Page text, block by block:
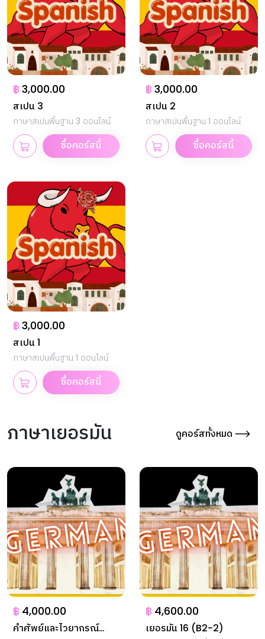
฿3,000.00
สเปน 3
ภาษาสเปนพื้นฐาน 3 ออนไลน์
ซื้อคอร์สนี้
฿3,000.00
สเปน 2
ภาษาสเปนพื้นฐาน 1 ออนไลน์
ซื้อคอร์สนี้
฿3,000.00
สเปน 1
ภาษาสเปนพื้นฐาน 1 ออนไลน์
ซื้อคอร์สนี้
ภาษาเยอรมัน ดูคอร์สทั้งหมด
฿ 4,000.00
คำศัพย์และไวยากรณ์
฿ 4,600.00
เยอรมัน 16 (B2-2)